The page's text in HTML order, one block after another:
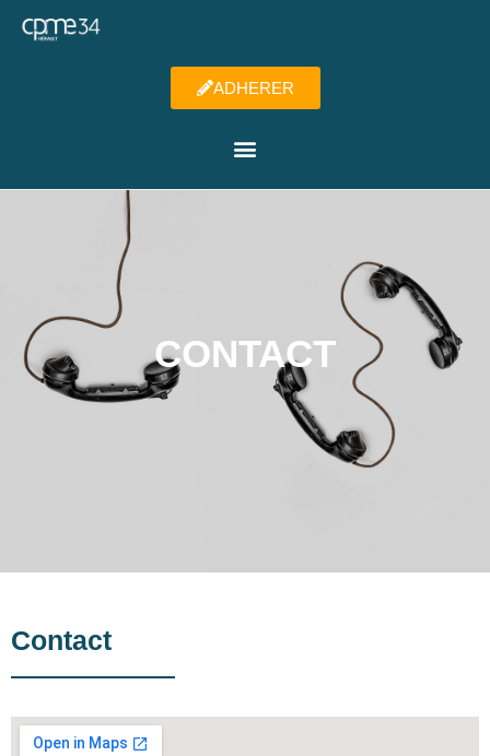
ADHERER
CONTACT
Contact